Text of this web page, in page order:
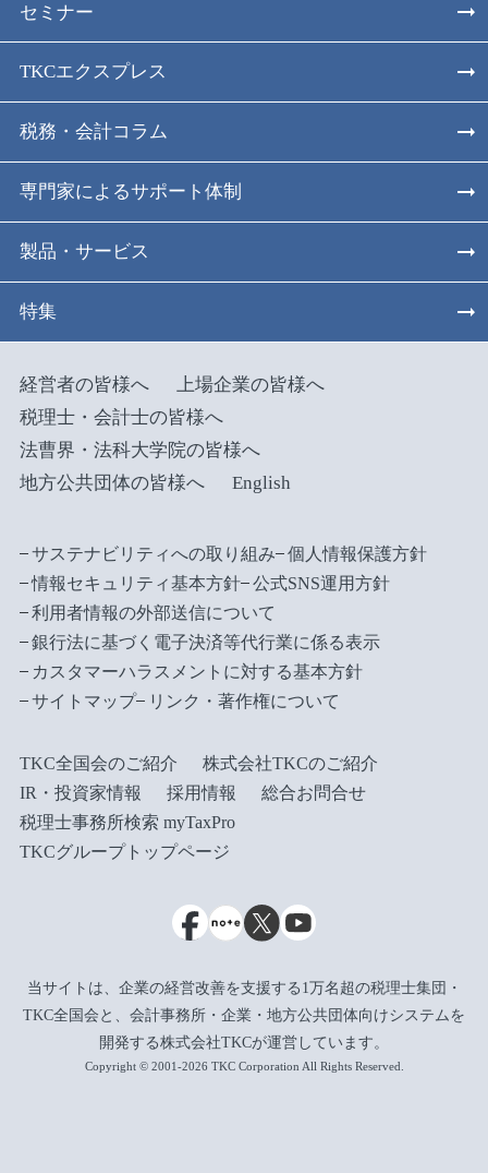
セミナー
TKCエクスプレス
税務・会計コラム
専門家によるサポート体制
製品・サービス
特集
経営者の皆様へ
上場企業の皆様へ
税理士・会計士の皆様へ
法曹界・法科大学院の皆様へ
地方公共団体の皆様へ
English
サステナビリティへの取り組み
個人情報保護方針
情報セキュリティ基本方針
公式SNS運用方針
利用者情報の外部送信について
銀行法に基づく電子決済等代行業に係る表示
カスタマーハラスメントに対する基本方針
サイトマップ
リンク・著作権について
TKC全国会のご紹介
株式会社TKCのご紹介
IR・投資家情報
採用情報
総合お問合せ
税理士事務所検索 myTaxPro
TKCグループトップページ
当サイトは、企業の経営改善を支援する1万名超の税理士集団・
TKC全国会と、会計事務所・企業・地方公共団体向けシステムを
開発する株式会社TKCが運営しています。
Copyright © 2001-2026 TKC Corporation All Rights Reserved.